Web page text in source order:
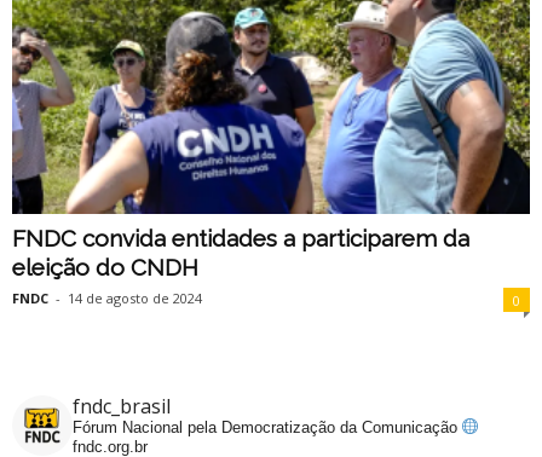
FNDC convida entidades a participarem da
eleição do CNDH
FNDC - 14 de agosto de 2024 0
fndc_brasil
Fórum Nacional pela Democratização da Comunicação
fndc.org.br